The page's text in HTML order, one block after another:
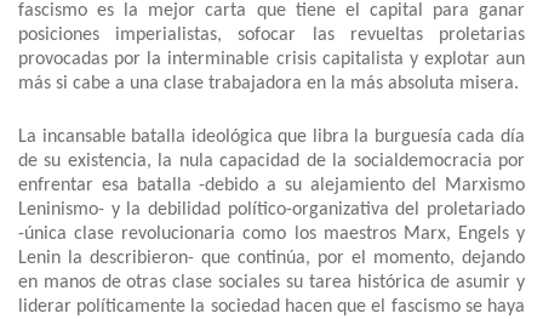
fascismo es la mejor carta que tiene el capital para ganar
posiciones imperialistas, sofocar las revueltas proletarias
provocadas por la interminable crisis capitalista y explotar aun
más si cabe a una clase trabajadora en la más absoluta misera.
La incansable batalla ideológica que libra la burguesía cada día
de su existencia, la nula capacidad de la socialdemocracia por
enfrentar esa batalla -debido a su alejamiento del Marxismo
Leninismo- y la debilidad político-organizativa del proletariado
-única clase revolucionaria como los maestros Marx, Engels y
Lenin la describieron- que continúa, por el momento, dejando
en manos de otras clase sociales su tarea histórica de asumir y
liderar políticamente la sociedad hacen que el fascismo se haya